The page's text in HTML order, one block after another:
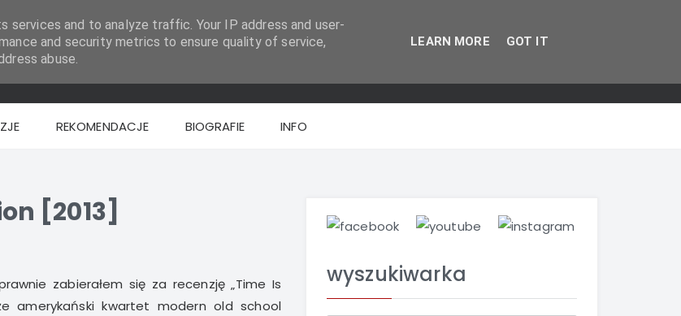
REKOMENDACJE BIOGRAFIE INFO
[2013]
zabierałem się za recenzję „Time Is
amerykański kwartet modern old school
wyszukiwarka
and to analyze traffic. Your IP address and user-
and security metrics to ensure quality of service,
abuse.
LEARN MORE GOT IT